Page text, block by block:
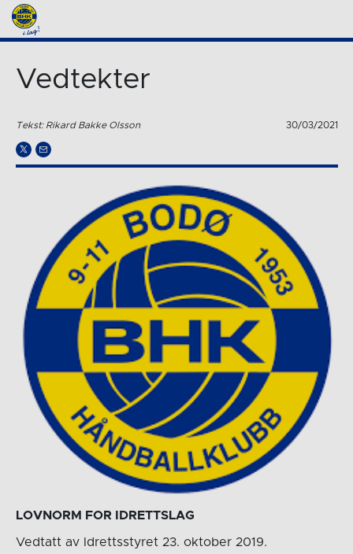
Vedtekter
Tekst: Rikard Bakke Olsson 30/03/2021
LOVNORM FOR IDRETTSLAG
Vedtatt av Idrettsstyret 23. oktober 2019.